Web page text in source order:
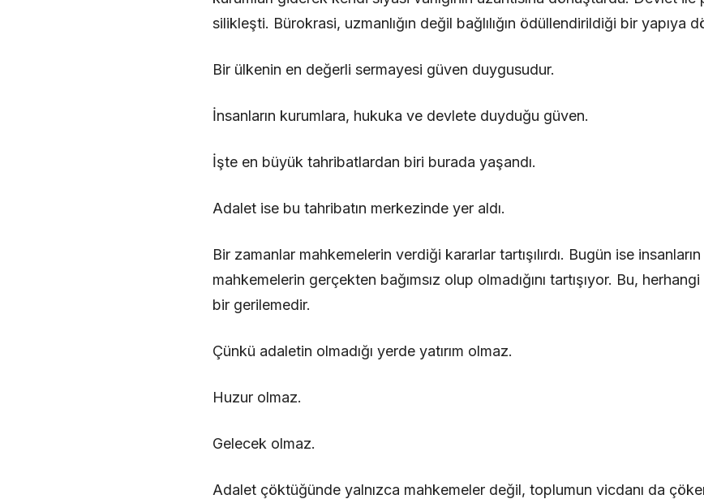
silikleşti. Bürokrasi, uzmanlığın değil bağlılığın ödüllendirildiği bir yapıya
Bir ülkenin en değerli sermayesi güven duygusudur.
İnsanların kurumlara, hukuka ve devlete duyduğu güven.
İşte en büyük tahribatlardan biri burada yaşandı.
Adalet ise bu tahribatın merkezinde yer aldı.
Bir zamanlar mahkemelerin verdiği kararlar tartışılırdı. Bugün ise insanların
mahkemelerin gerçekten bağımsız olup olmadığını tartışıyor. Bu,
bir gerilemedir.
Çünkü adaletin olmadığı yerde yatırım olmaz.
Huzur olmaz.
Gelecek olmaz.
Adalet çöktüğünde yalnızca mahkemeler değil, toplumun vicdanı da